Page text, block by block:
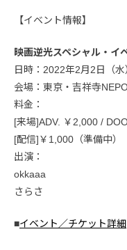
【イベント情報】
映画逆光スペシャル・イ
日時：2022年2月2日（
会場：東京・吉祥寺
料金：
[来場]ADV. ￥2,000 /
[配信]￥1,000（準備中）
出演：
okkaaa
さらさ
■イベント／チケット詳細